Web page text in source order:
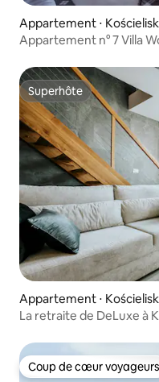
Appartement ⋅
Appartement n° 7 Villa
Superhôte
Superhôte
Appartement ⋅
La retraite de DeLuxe à
Coup de cœur voyageurs
Coup de cœur voyageurs